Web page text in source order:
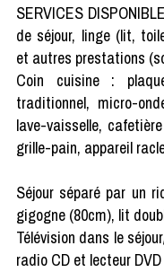
SERVICES
de séjour, linge (lit,
et autres prestations
Coin cuisine :
traditionnel, micro-
lave-vaisselle,
grille-pain, appareil
Séjour séparé par un
gigogne (80cm), lit
Télévision dans le
radio CD et lecteur DVD